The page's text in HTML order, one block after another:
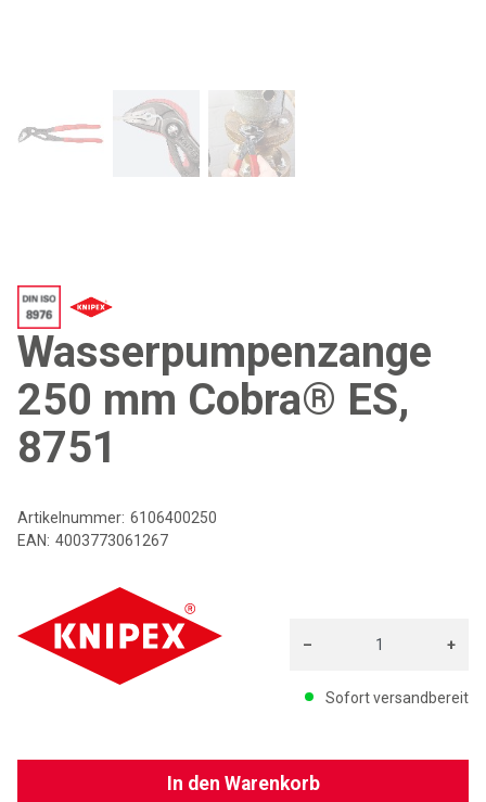
Wasserpumpenzange
250 mm Cobra® ES,
8751
Artikelnummer: 6106400250
EAN: 4003773061267
Sofort versandbereit
– +
In den Warenkorb